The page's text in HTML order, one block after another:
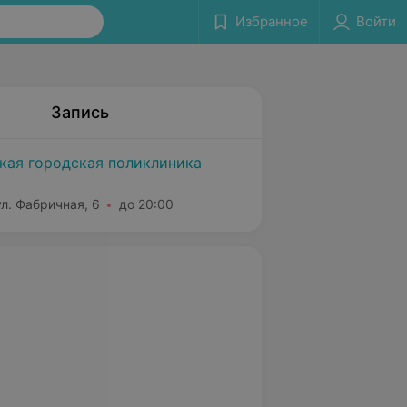
Избранное Войти
Запись
городская поликлиника
Фабричная, 6 до 20:00